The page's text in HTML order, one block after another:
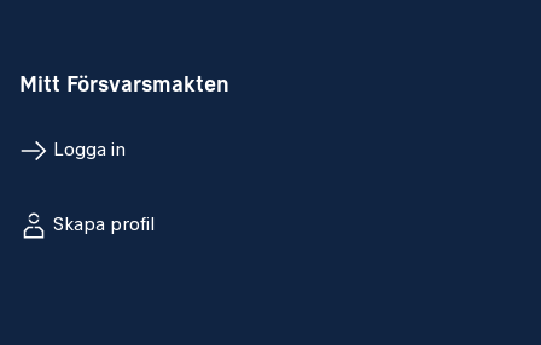
Mitt Försvarsmakten
Logga in
Skapa profil